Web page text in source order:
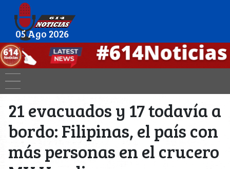
05 Ago 2026
21 evacuados y 17 todavía a
bordo: Filipinas, el país con
más personas en el crucero